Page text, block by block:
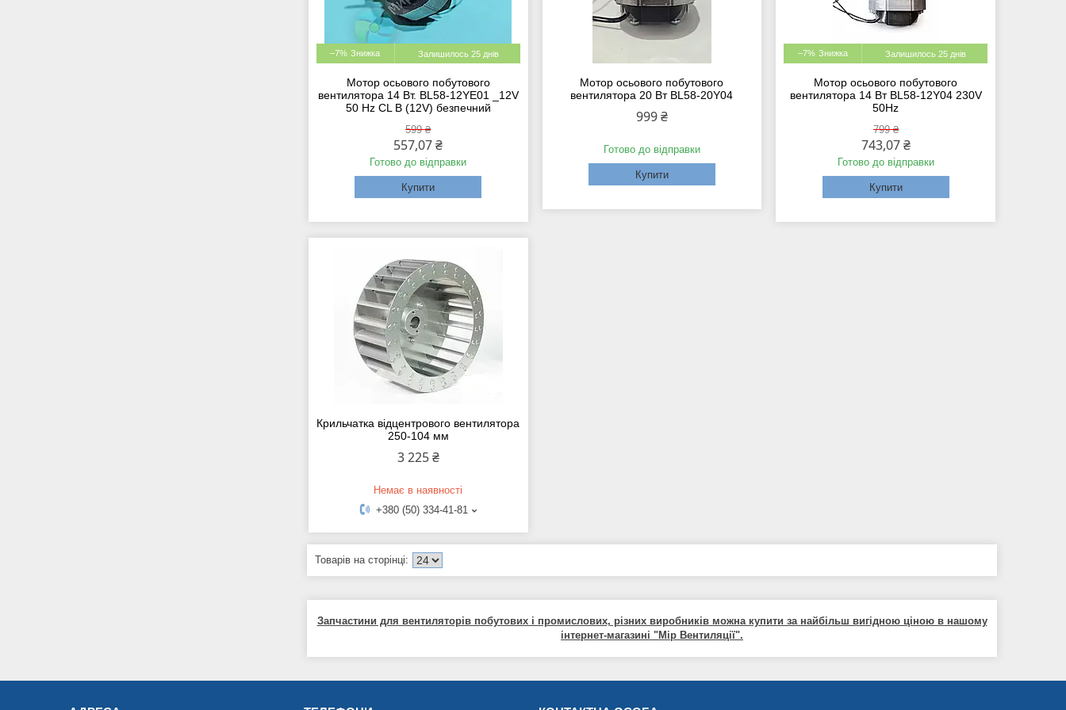
–7% Залишилось 25 днів
Мотор осьового побутового
вентилятора 14 Вт. BL58-12YE01 _12V
50 Hz CL B (12V) безпечний
599 ₴
557,07 ₴
Готово до відправки
Купити
Мотор осьового побутового
вентилятора 20 Вт BL58-20Y04
999 ₴
Готово до відправки
Купити
–7% Залишилось 25 днів
Мотор осьового побутового
вентилятора 14 Вт BL58-12Y04 230V
50Hz
799 ₴
743,07 ₴
Готово до відправки
Купити
Крильчатка відцентрового вентилятора
250-104 мм
3 225 ₴
Немає в наявності
+380 (50) 334-41-81
Запчастини для вентиляторів побутових і промислових, різних виробників можна купити за найбільш вигідною ціною в нашому
інтернет-магазині "Мір Вентиляції".